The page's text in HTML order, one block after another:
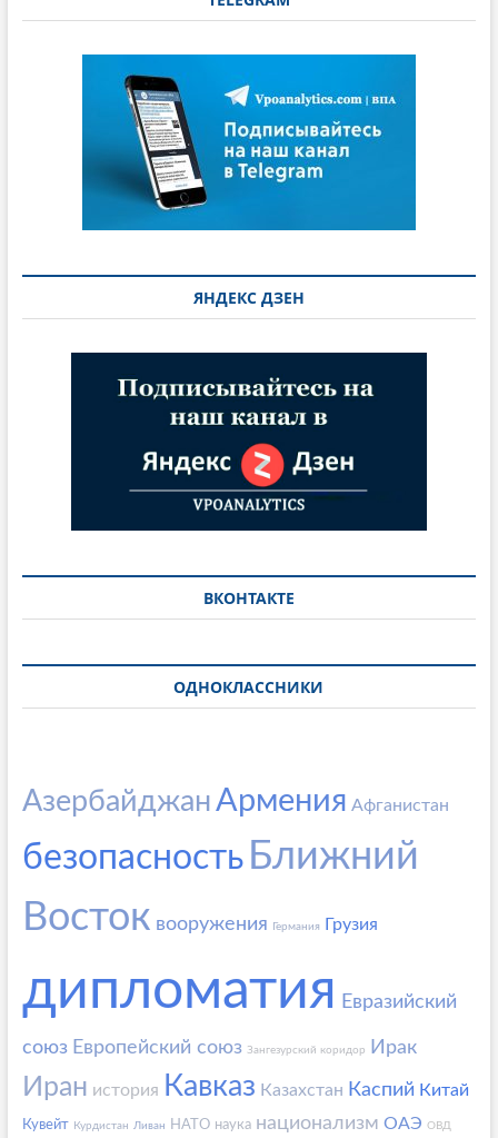
ЯНДЕКС ДЗЕН
ВКОНТАКТЕ
ОДНОКЛАССНИКИ
АзербайджанАрмения Афганистан
безопасность Ближний
Восток вооружения Германия Грузия
дипломатия Евразийский
союз Европейский союз Зангезурский коридор Ирак
Иран история Кавказ Казахстан Каспий Китай
Кувейт Курдистан Ливан НАТО наука национализм ОАЭ ОВД